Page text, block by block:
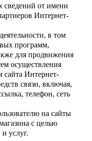
сведений от имени
Интернет-
в том
программ,
для продвижения
осуществления
сайта Интернет-
связи, включая,
телефон, сеть
на сайты
с целью
услуг.